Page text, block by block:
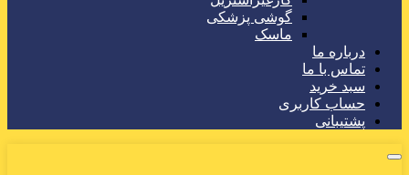
گوشی پزشکی
ماسک
درباره ما
تماس با ما
سبد خرید
حساب کاربری
پشتیبانی